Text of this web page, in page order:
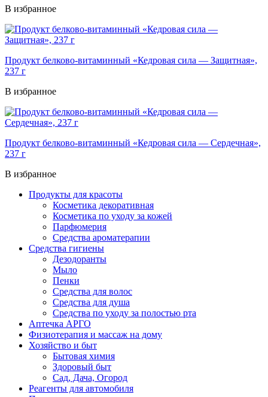
В избранное
Продукт белково-витаминный «Кедровая сила — Защитная»,
237 г
В избранное
Продукт белково-витаминный «Кедровая сила — Сердечная»,
237 г
В избранное
Продукты для красоты
Косметика декоративная
Косметика по уходу за кожей
Парфюмерия
Средства ароматерапии
Средства гигиены
Дезодоранты
Мыло
Пенки
Средства для волос
Средства для душа
Средства по уходу за полостью рта
Аптечка АРГО
Физиотерапия и массаж на дому
Хозяйство и быт
Бытовая химия
Здоровый быт
Сад, Дача, Огород
Реагенты для автомобиля